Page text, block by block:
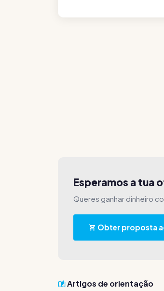
Esperamos a tua
Queres ganhar dinheiro
Obter proposta
Artigos de orientação